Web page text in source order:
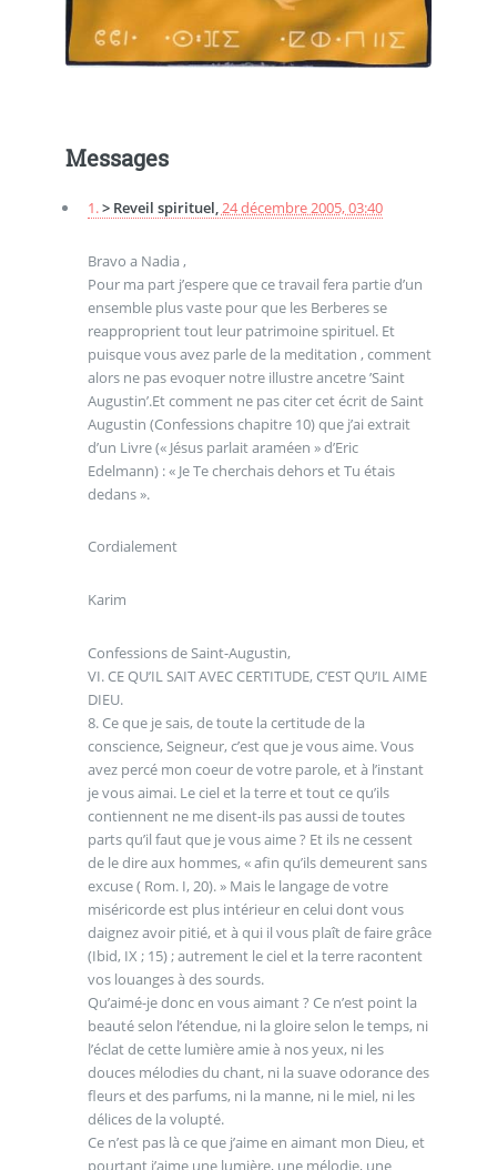
Messages
1.> Reveil spirituel,24 décembre 2005, 03:40
Bravo a Nadia ,
Pour ma part j’espere que ce travail fera partie d’un
ensemble plus vaste pour que les Berberes se
reapproprient tout leur patrimoine spirituel. Et
puisque vous avez parle de la meditation , comment
alors ne pas evoquer notre illustre ancetre ’Saint
Augustin’.Et comment ne pas citer cet écrit de Saint
Augustin (Confessions chapitre 10) que j’ai extrait
d’un Livre (« Jésus parlait araméen » d’Eric
Edelmann) : « Je Te cherchais dehors et Tu étais
dedans ».
Cordialement
Karim
Confessions de Saint-Augustin,
VI. CE QU’IL SAIT AVEC CERTITUDE, C’EST QU’IL AIME
DIEU.
8. Ce que je sais, de toute la certitude de la
conscience, Seigneur, c’est que je vous aime. Vous
avez percé mon coeur de votre parole, et à l’instant
je vous aimai. Le ciel et la terre et tout ce qu’ils
contiennent ne me disent-ils pas aussi de toutes
parts qu’il faut que je vous aime ? Et ils ne cessent
de le dire aux hommes, « afin qu’ils demeurent sans
excuse ( Rom. I, 20). » Mais le langage de votre
miséricorde est plus intérieur en celui dont vous
daignez avoir pitié, et à qui il vous plaît de faire grâce
(Ibid, IX ; 15) ; autrement le ciel et la terre racontent
vos louanges à des sourds.
Qu’aimé-je donc en vous aimant ? Ce n’est point la
beauté selon l’étendue, ni la gloire selon le temps, ni
l’éclat de cette lumière amie à nos yeux, ni les
douces mélodies du chant, ni la suave odorance des
fleurs et des parfums, ni la manne, ni le miel, ni les
délices de la volupté.
Ce n’est pas là ce que j’aime en aimant mon Dieu, et
pourtant j’aime une lumière, une mélodie, une